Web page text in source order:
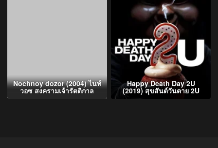
Nochnoy dozor (2004) ไนท์
วอซ สงครามเจ้ารัตติกาล
Happy Death Day 2U
(2019) สุขสันต์วันตาย 2U